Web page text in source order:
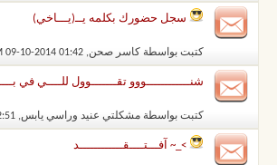
سجل حضورك بكلمه يــ(يـــاخي)
كتبت بواسطة كاسر صحن‏, 09-10-2014 01:42 AM
شنــــــــــــووو تقـــــــوول للــــي في
كتبت بواسطة مشكلتي عنيد وراسي يابس‏, 24-02-2020 02:51 PM
>_~ آفـــتــــقــــــــــــد